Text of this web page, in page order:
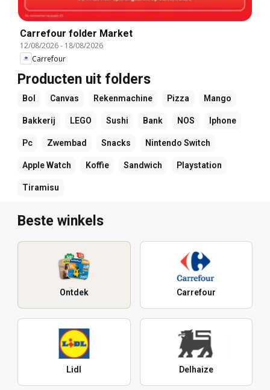
Carrefour folder Market
12/08/2026- 18/08/2026
Carrefour
Producten uit folders
Bol Canvas Rekenmachine Pizza Mango
Bakkerij LEGO Sushi Bank NOS Iphone
Pc Zwembad Snacks Nintendo Switch
Apple Watch Koffie Sandwich Playstation
Tiramisu
Beste winkels
Ontdek Carrefour
Lidl Delhaize